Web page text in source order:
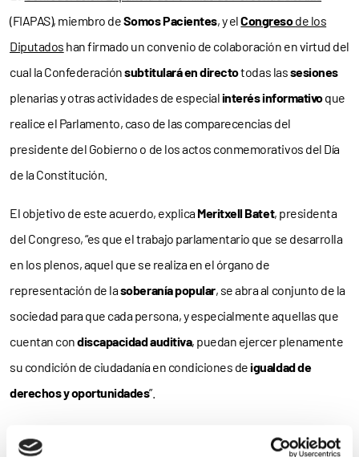
(FIAPAS), miembro deSomos Pacientes, y elCongresode los
Diputados han firmado un convenio de colaboración en virtud del
cual la Confederaciónsubtitulará en directotodas lassesiones
plenarias y otras actividades de especialinterés informativoque
realice el Parlamento, caso de las comparecencias del
presidente del Gobierno o de los actos conmemorativos del Día
de la Constitución.
El objetivo de este acuerdo, explicaMeritxell Batet, presidenta
del Congreso, “es que el trabajo parlamentario que se desarrolla
en los plenos, aquel que se realiza en el órgano de
representación de lasoberanía popular, se abra al conjunto de la
sociedad para que cada persona, y especialmente aquellas que
cuentan condiscapacidad auditiva, puedan ejercer plenamente
su condición de ciudadanía en condiciones deigualdad de
derechos y oportunidades”.